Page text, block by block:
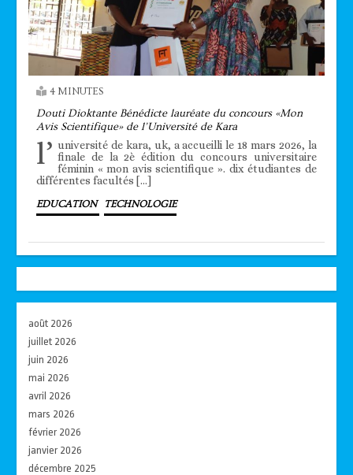
4 MINUTES
Douti Dioktante Bénédicte lauréate du concours «Mon
Avis Scientifique» de l’Université de Kara
l’ université de kara, uk, a accueilli le 18 mars 2026, la
finale de la 2è édition du concours universitaire
féminin « mon avis scientifique ». dix étudiantes de
différentes facultés […]
EDUCATION TECHNOLOGIE
août 2026
juillet 2026
juin 2026
mai 2026
avril 2026
mars 2026
février 2026
janvier 2026
décembre 2025